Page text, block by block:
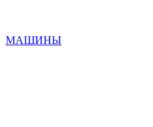
МАШИНЫ